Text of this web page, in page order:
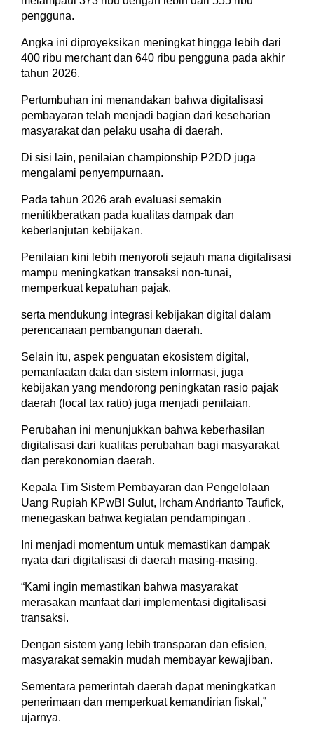
pengguna.
Angka ini diproyeksikan meningkat hingga lebih dari
400 ribu merchant dan 640 ribu pengguna pada akhir
tahun 2026.
Pertumbuhan ini menandakan bahwa digitalisasi
pembayaran telah menjadi bagian dari keseharian
masyarakat dan pelaku usaha di daerah.
Di sisi lain, penilaian championship P2DD juga
mengalami penyempurnaan.
Pada tahun 2026 arah evaluasi semakin
menitikberatkan pada kualitas dampak dan
keberlanjutan kebijakan.
Penilaian kini lebih menyoroti sejauh mana digitalisasi
mampu meningkatkan transaksi non-tunai,
memperkuat kepatuhan pajak.
serta mendukung integrasi kebijakan digital dalam
perencanaan pembangunan daerah.
Selain itu, aspek penguatan ekosistem digital,
pemanfaatan data dan sistem informasi, juga
kebijakan yang mendorong peningkatan rasio pajak
daerah (local tax ratio) juga menjadi penilaian.
Perubahan ini menunjukkan bahwa keberhasilan
digitalisasi dari kualitas perubahan bagi masyarakat
dan perekonomian daerah.
Kepala Tim Sistem Pembayaran dan Pengelolaan
Uang Rupiah KPwBI Sulut, Ircham Andrianto Taufick,
menegaskan bahwa kegiatan pendampingan .
Ini menjadi momentum untuk memastikan dampak
nyata dari digitalisasi di daerah masing-masing.
“Kami ingin memastikan bahwa masyarakat
merasakan manfaat dari implementasi digitalisasi
transaksi.
Dengan sistem yang lebih transparan dan efisien,
masyarakat semakin mudah membayar kewajiban.
Sementara pemerintah daerah dapat meningkatkan
penerimaan dan memperkuat kemandirian fiskal,”
ujarnya.